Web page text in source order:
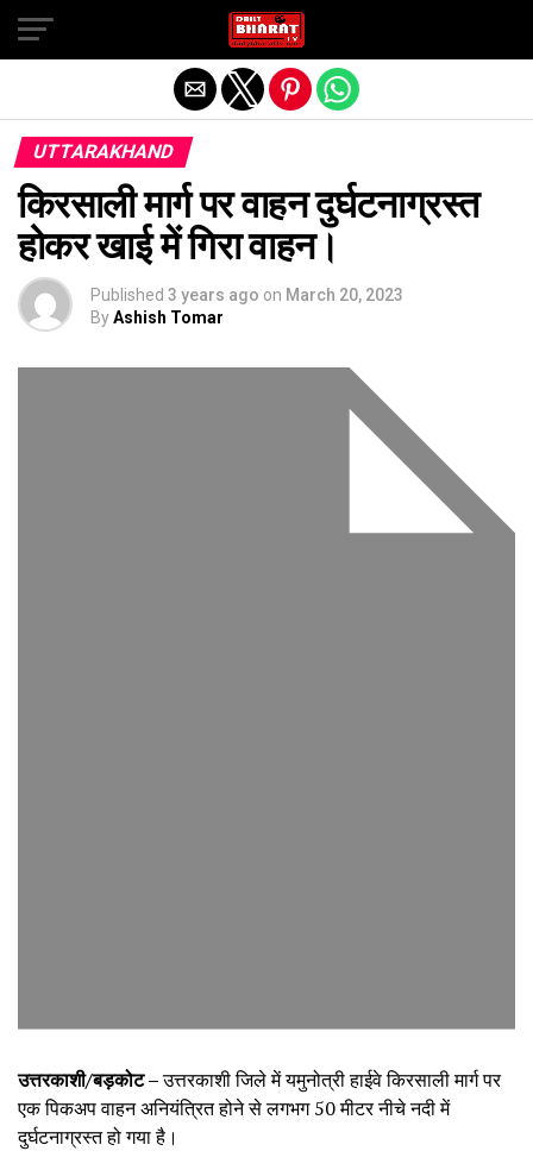
UTTARAKHAND
किरसाली मार्ग पर वाहन दुर्घटनाग्रस्त
होकर खाई में गिरा वाहन।
Published 3 years ago on March 20, 2023
ByAshish Tomar
उत्तरकाशी/बड़कोट –उत्तरकाशी जिले में यमुनोत्री हाईवे किरसाली मार्ग पर
एक पिकअप वाहन अनियंत्रित होने से लगभग 50 मीटर नीचे नदी में
दुर्घटनाग्रस्त हो गया है।
Exit mobile version